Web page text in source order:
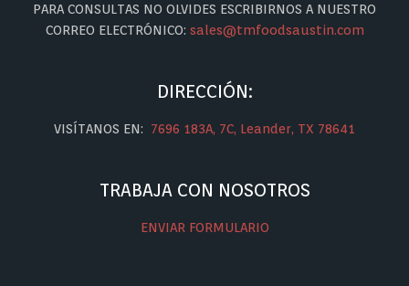
PARA CONSULTAS NO OLVIDES ESCRIBIRNOS A NUESTRO
CORREO ELECTRÓNICO: sales@tmfoodsaustin.com
DIRECCIÓN:
VISÍTANOS EN: 7696 183A, 7C, Leander, TX 78641
TRABAJA CON NOSOTROS
ENVIAR FORMULARIO